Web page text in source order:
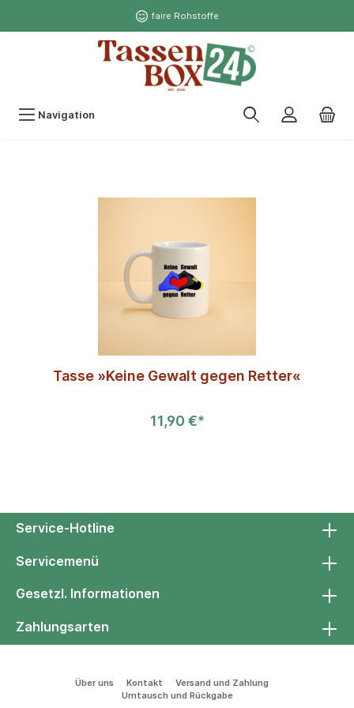
faire Rohstoffe
Navigation
Tasse »Keine Gewalt gegen Retter«
11,90 €*
Service-Hotline
Servicemenü
Gesetzl. Informationen
Zahlungsarten
Über uns Kontakt
Versand und Zahlung
Umtausch und Rückgabe